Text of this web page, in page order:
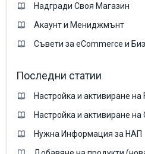
Надгради Своя Магазин
Акаунт и Мениджмънт
Съвети за eCommerce и
Последни статии
Настройка и активиране на
Настройка и активиране на
Нужна Информация за НАП